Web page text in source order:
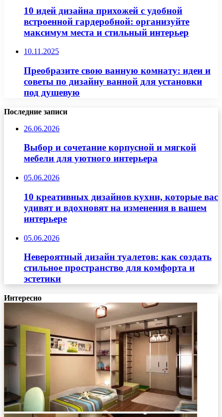
10 идей дизайна прихожей с удобной
встроенной гардеробной: организуйте
максимум места и стильный интерьер
10.11.2025
Преобразите свою ванную комнату: идеи и
советы по дизайну ванной для установки
под душевую
Последние записи
26.06.2026
Выбор и сочетание корпусной и мягкой
мебели для уютного интерьера
05.06.2026
10 креативных дизайнов кухни, которые вас
удивят и вдохновят на изменения в вашем
интерьере
05.06.2026
Невероятный дизайн туалетов: как создать
стильное пространство для комфорта и
эстетики
Интересно